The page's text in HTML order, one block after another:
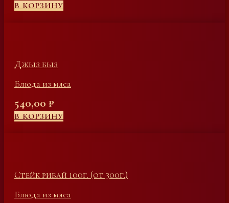
В КОРЗИНУ
Джыз быз
Блюда из мяса
540,00 ₽
В КОРЗИНУ
Стейк рибай 100г. (от 300г.)
Блюда из мяса